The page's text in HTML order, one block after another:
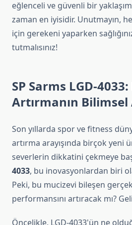
eğlenceli ve güvenli bir
zaman en iyisidir. Unutmayın,
için gerekeni yaparken
tutmalısınız!
SP Sarms LGD-
Artırmanın Bilimsel
Son yıllarda spor ve fitness
artırma arayışında birçok yeni
severlerin dikkatini çekmeye
4033, bu inovasyonlardan biri
Peki, bu mucizevi bileşen
performansını artıracak mı?
Öncelikle, LGD-4033'ün ne